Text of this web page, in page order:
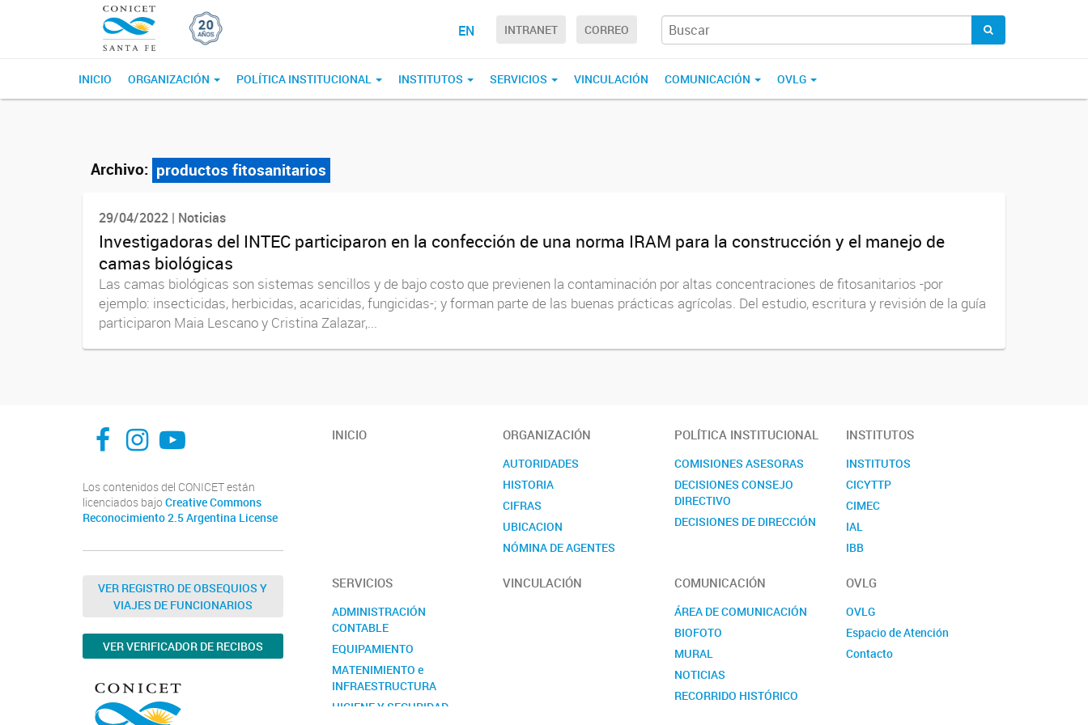
EN INTRANET CORREO
INICIO ORGANIZACIÓN POLÍTICA INSTITUCIONAL INSTITUTOS SERVICIOS VINCULACIÓN COMUNICACIÓN OVLG
Archivo: productos fitosanitarios
29/04/2022 | Noticias
Investigadoras del INTEC participaron en la confección de una norma IRAM para la construcción y el manejo de
camas biológicas
Las camas biológicas son sistemas sencillos y de bajo costo que previenen la contaminación por altas concentraciones de fitosanitarios -por
ejemplo: insecticidas, herbicidas, acaricidas, fungicidas-; y forman parte de las buenas prácticas agrícolas. Del estudio, escritura y revisión de la guía
participaron Maia Lescano y Cristina Zalazar,...
facebook
instagram
Youtube
Los contenidos del CONICET están
licenciados bajo Creative Commons
Reconocimiento 2.5 Argentina License
VER REGISTRO DE OBSEQUIOS Y
VIAJES DE FUNCIONARIOS
VER VERIFICADOR DE RECIBOS
INICIO ORGANIZACIÓN
AUTORIDADES
HISTORIA
CIFRAS
UBICACION
NÓMINA DE AGENTES
POLÍTICA INSTITUCIONAL
COMISIONES ASESORAS
DECISIONES CONSEJO
DIRECTIVO
DECISIONES DE DIRECCIÓN
INSTITUTOS
INSTITUTOS
CICYTTP
CIMEC
IAL
IBB
ICIVET
ICTAER
IDICAL
IFIS
SERVICIOS
ADMINISTRACIÓN
CONTABLE
EQUIPAMIENTO
MATENIMIENTO e
INFRAESTRUCTURA
HIGIENE Y SEGURIDAD
VINCULACIÓN COMUNICACIÓN
ÁREA DE COMUNICACIÓN
BIOFOTO
MURAL
NOTICIAS
RECORRIDO HISTÓRICO
OVLG
OVLG
Espacio de Atención
Contacto